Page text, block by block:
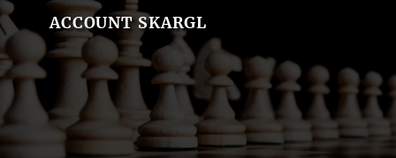
ACCOUNT SKARGL